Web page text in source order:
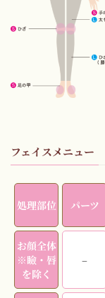
フェイスメニュー
処理部位 パーツ
お顔全体
※瞼・唇
を除く
–